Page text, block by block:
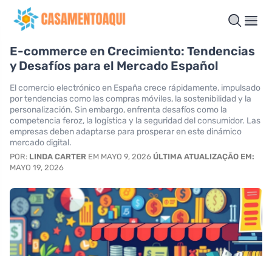
E-commerce en Crecimiento: Tendencias
y Desafíos para el Mercado Español
El comercio electrónico en España crece rápidamente, impulsado
por tendencias como las compras móviles, la sostenibilidad y la
personalización. Sin embargo, enfrenta desafíos como la
competencia feroz, la logística y la seguridad del consumidor. Las
empresas deben adaptarse para prosperar en este dinámico
mercado digital.
POR: LINDA CARTER EM MAYO 9, 2026 ÚLTIMA ATUALIZAÇÃO EM:
MAYO 19, 2026